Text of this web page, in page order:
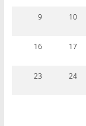
9 10
16 17
23 24